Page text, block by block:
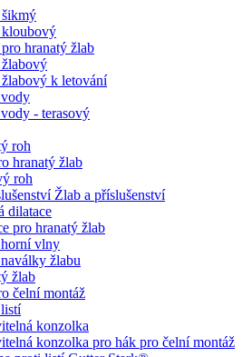
hranatý žlab
k letování
- terasový
roh
hranatý žlab
roh
Žlab a příslušenství
dilatace
pro hranatý žlab
vlny
žlabu
žlab
čelní montáž
konzolka
konzolka pro hák pro čelní montáž